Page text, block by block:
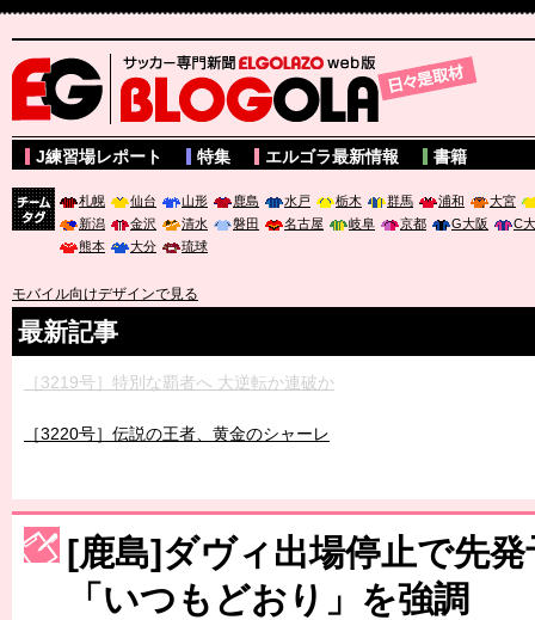
サッカー専門新聞ELGOLAZO web版 BLOGOLA
J練習場レポート 特集 エルゴラ最新情報 書籍
札幌 仙台 山形 鹿島 水戸 栃木 群馬 浦和
大宮
新潟
金沢 清水 磐田 名古屋 岐阜 京都 G大阪
C
熊本
大分 琉球
モバイル向けデザインで見る
最新記事
［3219号］特別な覇者へ 大逆転か連破か
［3220号］伝説の王者、黄金のシャーレ
［3230号］世界一への夢は終わらない
［3223号］一丸。日本出陣
［3222号］史上最大のW杯開幕 注目は「個」
[鹿島]ダヴィ出場停止で先
「いつもどおり」を強調